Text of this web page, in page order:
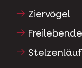
Ziervögel